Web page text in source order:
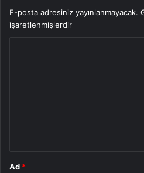
E-posta adresiniz yayınlanmayacak.
işaretlenmişlerdir
Ad *